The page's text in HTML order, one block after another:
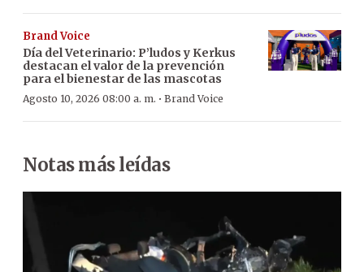
Brand Voice
Día del Veterinario: P’ludos y Kerkus
destacan el valor de la prevención
para el bienestar de las mascotas
Agosto 10, 2026 08:00 a. m. · Brand Voice
Notas más leídas